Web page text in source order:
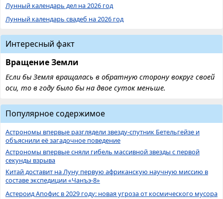
Лунный календарь дел на 2026 год
Лунный календарь свадеб на 2026 год
Интересный факт
Вращение Земли
Если бы Земля вращалась в обратную сторону вокруг своей
оси, то в году было бы на двое суток меньше.
Популярное содержимое
Астрономы впервые разглядели звезду-спутник Бетельгейзе и
объяснили её загадочное поведение
Астрономы впервые сняли гибель массивной звезды с первой
секунды взрыва
Китай доставит на Луну первую африканскую научную миссию в
составе экспедиции «Чанъэ-8»
Астероид Апофис в 2029 году: новая угроза от космического мусора